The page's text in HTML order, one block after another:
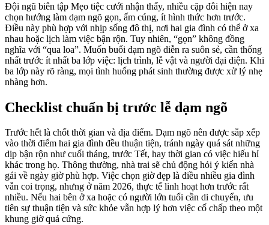
Đội ngũ biên tập Mẹo tiệc cưới nhận thấy, nhiều cặp đôi hiện nay
chọn hướng làm dạm ngõ gọn, ấm cúng, ít hình thức hơn trước.
Điều này phù hợp với nhịp sống đô thị, nơi hai gia đình có thể ở xa
nhau hoặc lịch làm việc bận rộn. Tuy nhiên, “gọn” không đồng
nghĩa với “qua loa”. Muốn buổi dạm ngõ diễn ra suôn sẻ, cần thống
nhất trước ít nhất ba lớp việc: lịch trình, lễ vật và người đại diện. Khi
ba lớp này rõ ràng, mọi tình huống phát sinh thường được xử lý nhẹ
nhàng hơn.
Checklist chuẩn bị trước lễ dạm ngõ
Trước hết là chốt thời gian và địa điểm. Dạm ngõ nên được sắp xếp
vào thời điểm hai gia đình đều thuận tiện, tránh ngày quá sát những
dịp bận rộn như cuối tháng, trước Tết, hay thời gian có việc hiếu hỉ
khác trong họ. Thông thường, nhà trai sẽ chủ động hỏi ý kiến nhà
gái về ngày giờ phù hợp. Việc chọn giờ đẹp là điều nhiều gia đình
vẫn coi trọng, nhưng ở năm 2026, thực tế linh hoạt hơn trước rất
nhiều. Nếu hai bên ở xa hoặc có người lớn tuổi cần di chuyển, ưu
tiên sự thuận tiện và sức khỏe vẫn hợp lý hơn việc cố chấp theo một
khung giờ quá cứng.